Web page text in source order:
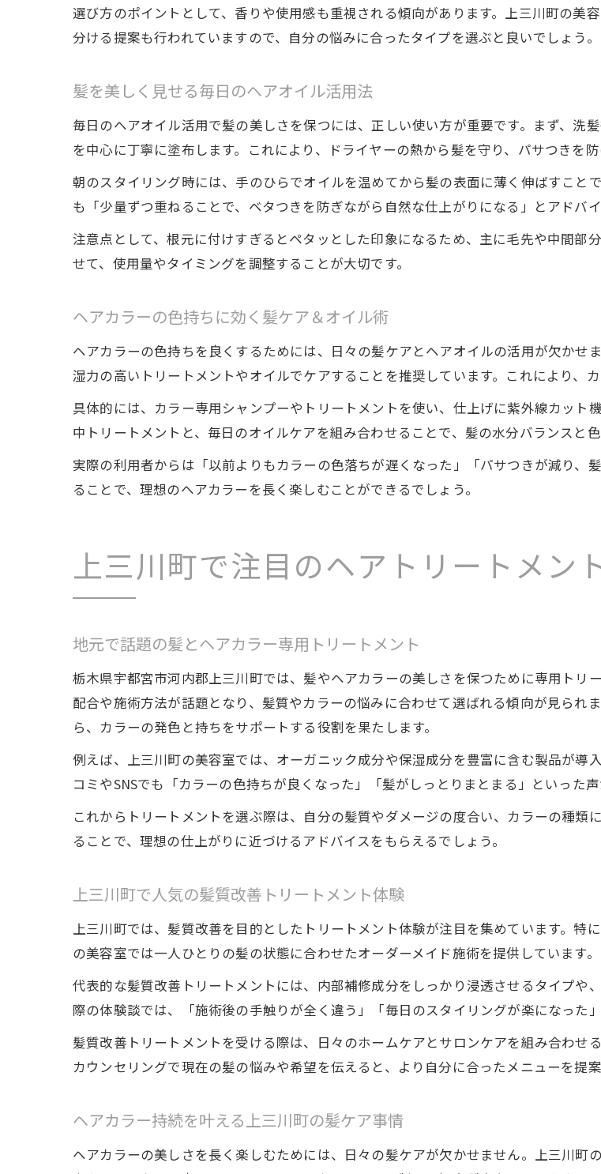
髪の悩みを解決するトリートメン
選び方のポイントとして、香りや使用感も重視される傾向があります。上三川町の美
分ける提案も行われていますので、自分の悩みに合ったタイプを選ぶと良いでしょう。
髪を美しく見せる毎日のヘアオイル活用法
毎日のヘアオイル活用で髪の美しさを保つには、正しい使い方が重要です。まず、洗
を中心に丁寧に塗布します。これにより、ドライヤーの熱から髪を守り、パサつきを防
朝のスタイリング時には、手のひらでオイルを温めてから髪の表面に薄く伸ばすこと
も「少量ずつ重ねることで、ベタつきを防ぎながら自然な仕上がりになる」とアドバイ
注意点として、根元に付けすぎるとペタッとした印象になるため、主に毛先や中間部
せて、使用量やタイミングを調整することが大切です。
ヘアカラーの色持ちに効く髪ケア＆オイル術
ヘアカラーの色持ちを良くするためには、日々の髪ケアとヘアオイルの活用が欠か
湿力の高いトリートメントやオイルでケアすることを推奨しています。これにより、
具体的には、カラー専用シャンプーやトリートメントを使い、仕上げに紫外線カット
中トリートメントと、毎日のオイルケアを組み合わせることで、髪の水分バランスと色
実際の利用者からは「以前よりもカラーの色落ちが遅くなった」「パサつきが減り、
ることで、理想のヘアカラーを長く楽しむことができるでしょう。
上三川町で注目のヘアトリートメン
地元で話題の髪とヘアカラー専用トリートメント
栃木県宇都宮市河内郡上三川町では、髪やヘアカラーの美しさを保つために専用トリ
配合や施術方法が話題となり、髪質やカラーの悩みに合わせて選ばれる傾向が見られ
ら、カラーの発色と持ちをサポートする役割を果たします。
例えば、上三川町の美容室では、オーガニック成分や保湿成分を豊富に含む製品が導
コミやSNSでも「カラーの色持ちが良くなった」「髪がしっとりまとまる」といった
これからトリートメントを選ぶ際は、自分の髪質やダメージの度合い、カラーの種
ることで、理想の仕上がりに近づけるアドバイスをもらえるでしょう。
上三川町で人気の髪質改善トリートメント体験
上三川町では、髪質改善を目的としたトリートメント体験が注目を集めています。特
の美容室では一人ひとりの髪の状態に合わせたオーダーメイド施術を提供しています。
代表的な髪質改善トリートメントには、内部補修成分をしっかり浸透させるタイプや
際の体験談では、「施術後の手触りが全く違う」「毎日のスタイリングが楽になった
髪質改善トリートメントを受ける際は、日々のホームケアとサロンケアを組み合わせ
カウンセリングで現在の髪の悩みや希望を伝えると、より自分に合ったメニューを提案
ヘアカラー持続を叶える上三川町の髪ケア事情
ヘアカラーの美しさを長く楽しむためには、日々の髪ケアが欠かせません。上三川町